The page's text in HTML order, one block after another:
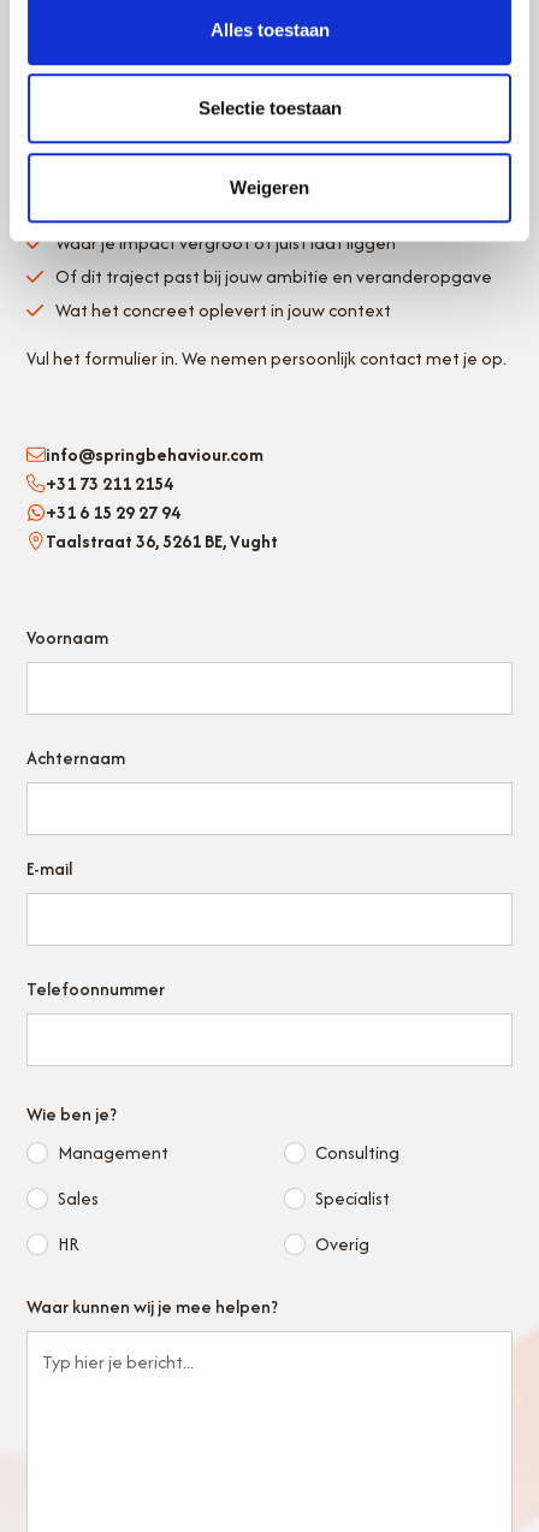
Alles toestaan
Selectie toestaan
Weigeren
Je weet nu waarom gedrag het verschil maakt. De vraag is
In een kennismaking van 15 minuten krijg je scherp:
Waar je impact vergroot of juist laat liggen
Of dit traject past bij jouw ambitie en veranderopgave
Wat het concreet oplevert in jouw context
Vul het formulier in. We nemen persoonlijk contact met je op.
info@springbehaviour.com
+31 73 211 2154
+31 6 15 29 27 94
Taalstraat 36, 5261 BE, Vught
Voornaam
Achternaam
E-mail
Telefoonnummer
Wie ben je?
Management
Consulting
Sales
Specialist
HR
Overig
Waar kunnen wij je mee helpen?